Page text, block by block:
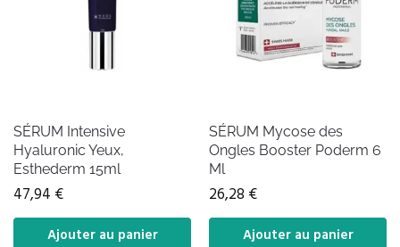
SÉRUM Intensive
Hyaluronic Yeux,
Esthederm 15ml
47,94 €
Ajouter au panier
SÉRUM Mycose des
Ongles Booster Poderm 6
Ml
26,28 €
Ajouter au panier